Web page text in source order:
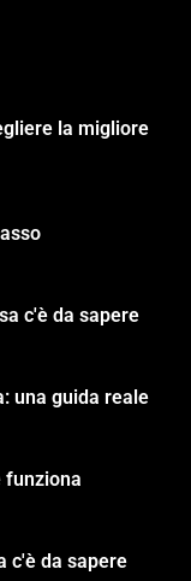
la migliore
c'è da sapere
una guida reale
funziona
c'è da sapere